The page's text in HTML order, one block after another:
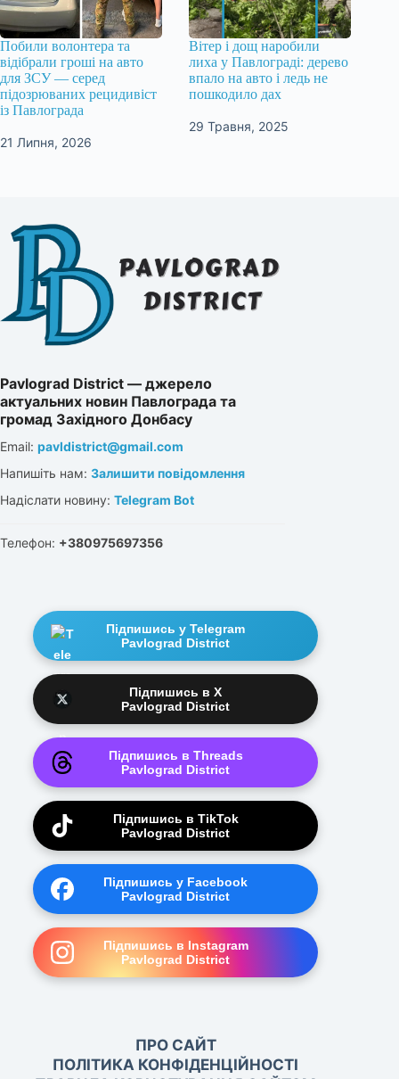
Побили волонтера та
відібрали гроші на авто
для ЗСУ — серед
підозрюваних рецидивіст
із Павлограда
21 Липня, 2026
Вітер і дощ наробили
лиха у Павлограді: дерево
впало на авто і ледь не
пошкодило дах
29 Травня, 2025
Pavlograd District — джерело
актуальних новин Павлограда та
громад Західного Донбасу
Email: pavldistrict@gmail.com
Напишіть нам: Залишити повідомлення
Надіслати новину: Telegram Bot
Телефон: +380975697356
Підпишись у Telegram
Pavlograd District
Підпишись в X
Pavlograd District
Підпишись в Threads
Pavlograd District
Підпишись в TikTok
Pavlograd District
Підпишись у Facebook
Pavlograd District
Підпишись в Instagram
Pavlograd District
ПРО САЙТ
ПОЛІТИКА КОНФІДЕНЦІЙНОСТІ